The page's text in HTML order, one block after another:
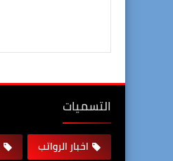
التسميات
اخبار الرواتب